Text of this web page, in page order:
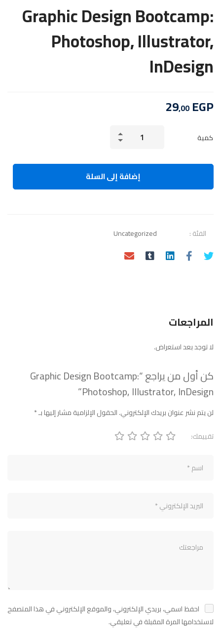
Graphic Design Bootcamp:
Photoshop, Illustrator,
InDesign
29,00 EGP
كمية
Illustrator,إضافة إلى السلة
الفئة : Uncategorized
المراجعات
لا توجد بعد استعراض.
كن أول من يراجع “Graphic Design Bootcamp:
Photoshop, Illustrator, InDesign”
لن يتم نشر عنوان بريدك الإلكتروني.الحقول الإلزامية مشار إليها بـ*
تقييمك:
احفظ اسمي، بريدي الإلكتروني، والموقع الإلكتروني في هذا المتصفح
لاستخدامها المرة المقبلة في تعليقي.